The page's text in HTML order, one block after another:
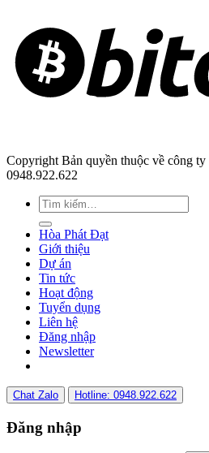
Copyright Bản quyền thuộc về công
0948.922.622
Hòa Phát Đạt
Giới thiệu
Dự án
Tin tức
Hoạt động
Tuyển dụng
Liên hệ
Đăng nhập
Newsletter
Chat Zalo Hotline: 0948.922.622
Đăng nhập